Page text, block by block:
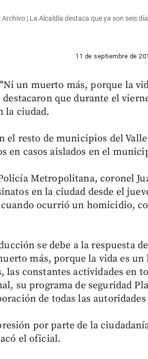
| La Alcaldía destaca que ya son seis
11 de septiembre de
un muerto más, porque la
que durante el
la ciudad.
el resto de municipios del
en casos aislados en el
Metropolitana, coronel
en la ciudad desde el
ocurrió un homicidio,
se debe a la respuesta
más, porque la vida es un
las constantes actividades en
su programa de seguridad
de todas las
por parte de la
el oficial.